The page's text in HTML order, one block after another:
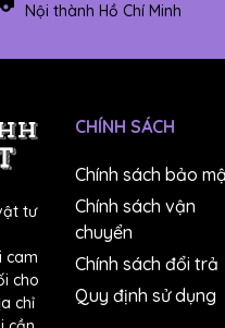
cung cấp các loại
Dương
Sankyo,giấy nhám Riken
quốc như Sài Gòn,
giấy nhám tờđược cung
Nội thành Hồ Chí Minh
tư
cam
cho
chỉ
CHÍNH SÁCH
Chính sách bảo
Chính sách vận
chuyển
Chính sách đổi trả
Quy định sử dụng